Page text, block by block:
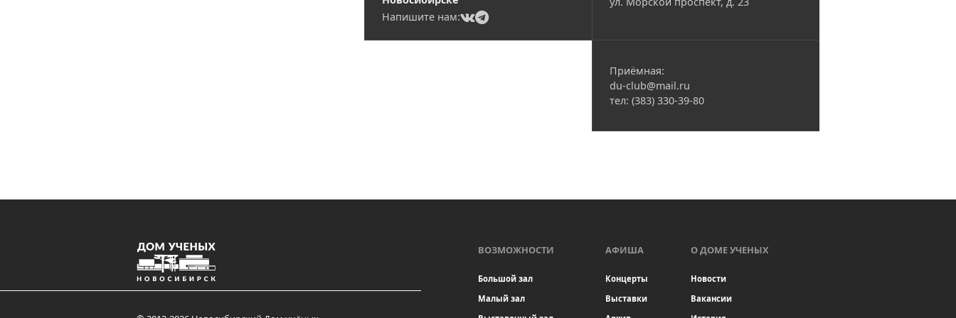
Напишите нам:
(current)
(current)
Приёмная:
du-club@mail.ru
тел: (383) 330-39-80
ВОЗМОЖНОСТИ
Большой зал
Малый зал
АФИША
Концерты
Выставки
О ДОМЕ УЧЕНЫХ
Новости
Вакансии